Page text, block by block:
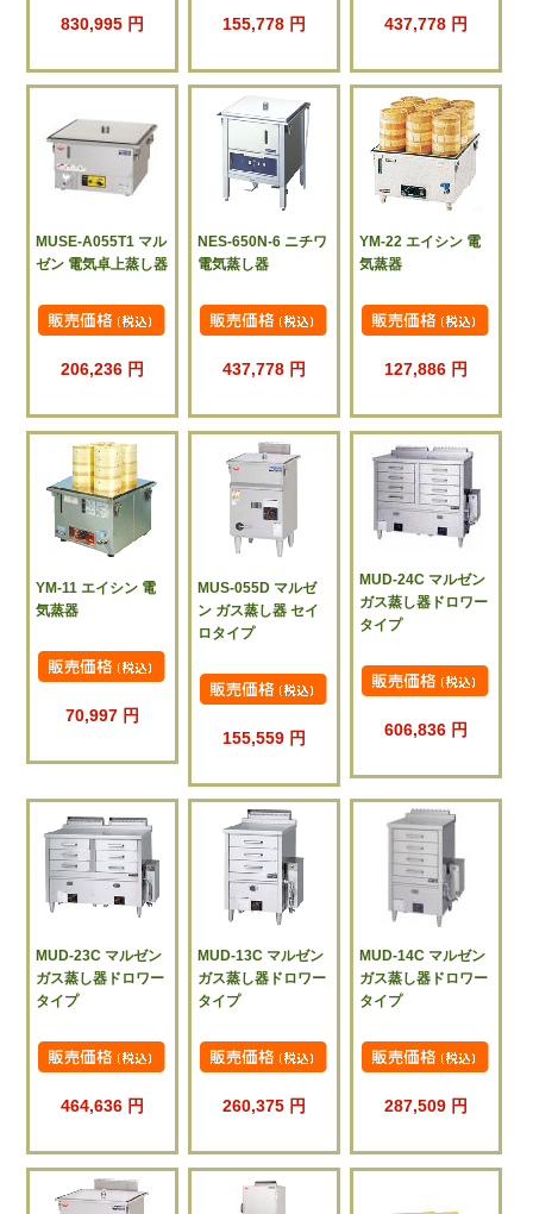
830,995 円 155,778 円 437,778 円
MUSE-A055T1 マル
ゼン 電気卓上蒸し器
206,236 円
NES-650N-6 ニチワ
電気蒸し器
437,778 円
YM-22 エイシン 電
気蒸器
127,886 円
YM-11 エイシン 電
気蒸器
70,997 円
MUS-055D マルゼ
ン ガス蒸し器 セイ
ロタイプ
155,559 円
MUD-24C マルゼン
ガス蒸し器ドロワー
タイプ
606,836 円
MUD-23C マルゼン
ガス蒸し器ドロワー
タイプ
464,636 円
MUD-13C マルゼン
ガス蒸し器ドロワー
タイプ
260,375 円
MUD-14C マルゼン
ガス蒸し器ドロワー
タイプ
287,509 円